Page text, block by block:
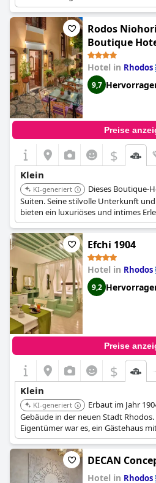
Komfort, wodurch eine gemütliche
für die Gäste entsteht.
Rodos
Boutique
Hotel in Rhodos
9,7
Preise
$
Klein
KI-generiert
Dieses Boutique-
Suiten. Seine stilvolle Unterkunft
bieten ein luxuriöses und intimes
Efchi 1904
Hotel in Rhodos
9,2
Preise
$
Klein
KI-generiert
Erbaut im Jahr
Gebäude in der neuen Stadt
Eigentümer war es, ein Gästehaus
schaffen, ganz wie bei Oma. Jede
kleine Küchenzeile und es wird ein
das in der wärmeren Jahreszeit im
Innenhof gereicht wird.
DECAN
Hotel in Rhodos